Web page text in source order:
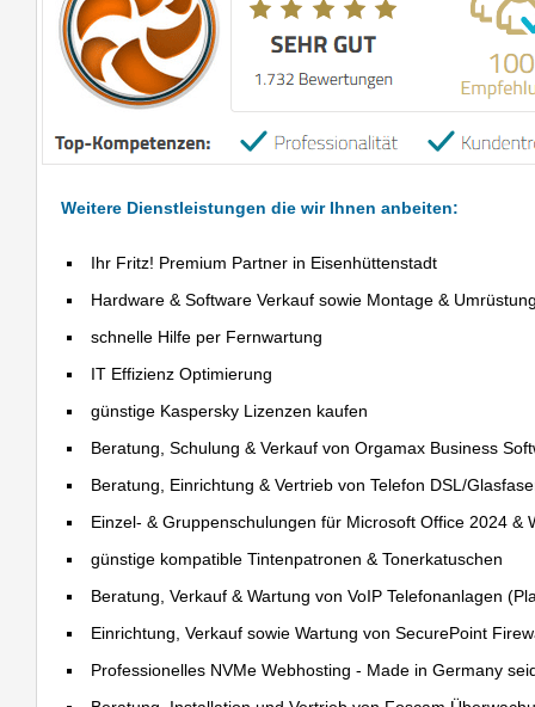
Weitere Dienstleistungen die wir Ihnen anbeiten:
Ihr Fritz! Premium Partner in Eisenhüttenstadt
Hardware & Software Verkauf sowie Montage &
schnelle Hilfe per Fernwartung
IT Effizienz Optimierung
günstige Kaspersky Lizenzen kaufen
Beratung, Schulung & Verkauf von Orgamax Business
Beratung, Einrichtung & Vertrieb von Telefon DSL/
Einzel- & Gruppenschulungen für Microsoft Office 2024 &
günstige kompatible Tintenpatronen & Tonerkatuschen
Beratung, Verkauf & Wartung von VoIP Telefonanlagen
Einrichtung, Verkauf sowie Wartung von SecurePoint
Professionelles NVMe Webhosting - Made in Germany